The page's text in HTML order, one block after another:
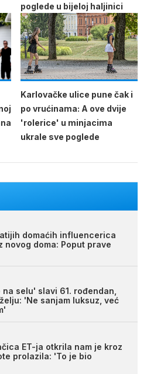
poglede u bijeloj haljinici
Karlovačke ulice pune čak i
po vrućinama: A ove dvije
'rolerice' u minjacima
ukrale sve poglede
domaćih influencerica
novog doma: Poput prave
selu' slavi 61. rođendan,
'Ne sanjam luksuz, već
ET-ja otkrila nam je kroz
prolazila: 'To je bio